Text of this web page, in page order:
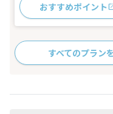
おすすめポイント
すべてのプラン